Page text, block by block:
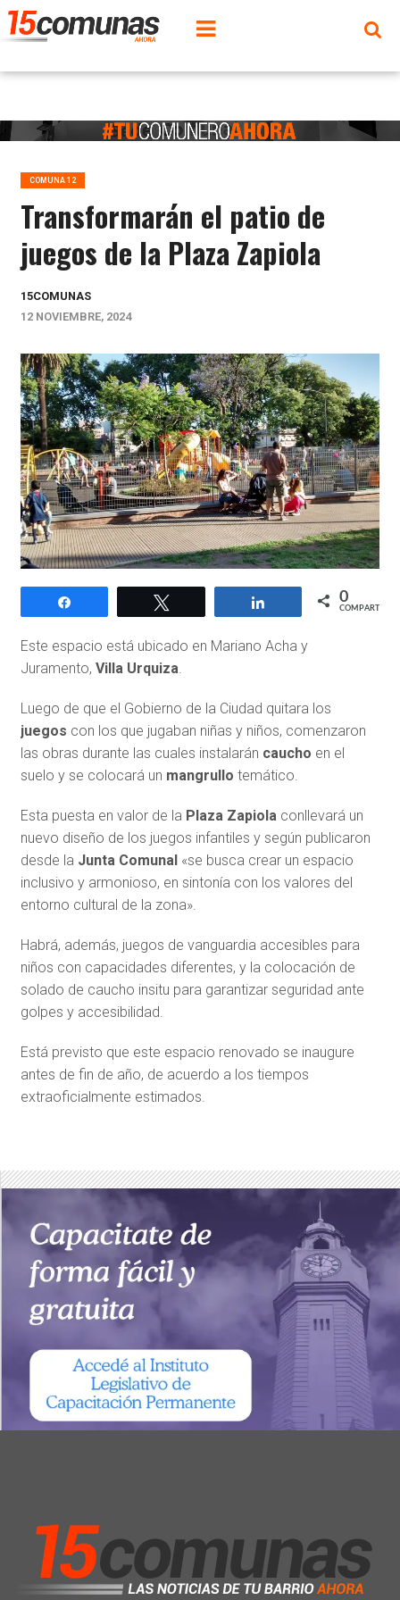
COMUNA 12
Transformarán el patio de
juegos de la Plaza Zapiola
15COMUNAS
12 NOVIEMBRE, 2024
Compartir 0
COMPARTIR
Este espacio está ubicado en Mariano Acha y
Juramento, Villa Urquiza.
Luego de que el Gobierno de la Ciudad quitara los
juegos con los que jugaban niñas y niños, comenzaron
las obras durante las cuales instalarán caucho en el
suelo y se colocará un mangrullo temático.
Esta puesta en valor de la Plaza Zapiolaconllevará un
nuevo diseño de los juegos infantiles y según publicaron
desde la Junta Comunal«se busca crear un espacio
inclusivo y armonioso, en sintonía con los valores del
entorno cultural de la zona».
Habrá, además, juegos de vanguardia accesibles para
niños con capacidades diferentes, y la colocación de
solado de caucho insitu para garantizar seguridad ante
golpes y accesibilidad.
Está previsto que este espacio renovado se inaugure
antes de fin de año, de acuerdo a los tiempos
extraoficialmente estimados.